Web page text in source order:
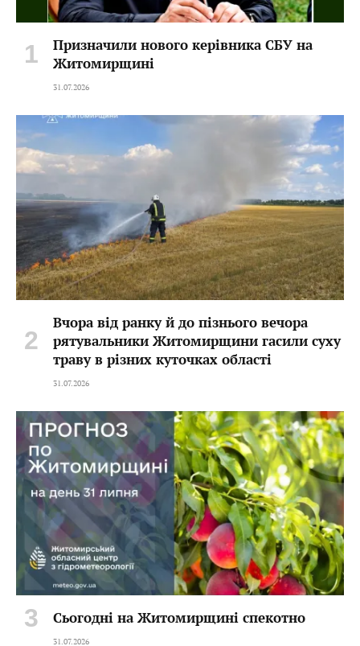
Призначили нового керівника СБУ на
Житомирщині
31.07.2026
Вчора від ранку й до пізнього вечора
рятувальники Житомирщини гасили суху
траву в різних куточках області
31.07.2026
Сьогодні на Житомирщині спекотно
31.07.2026